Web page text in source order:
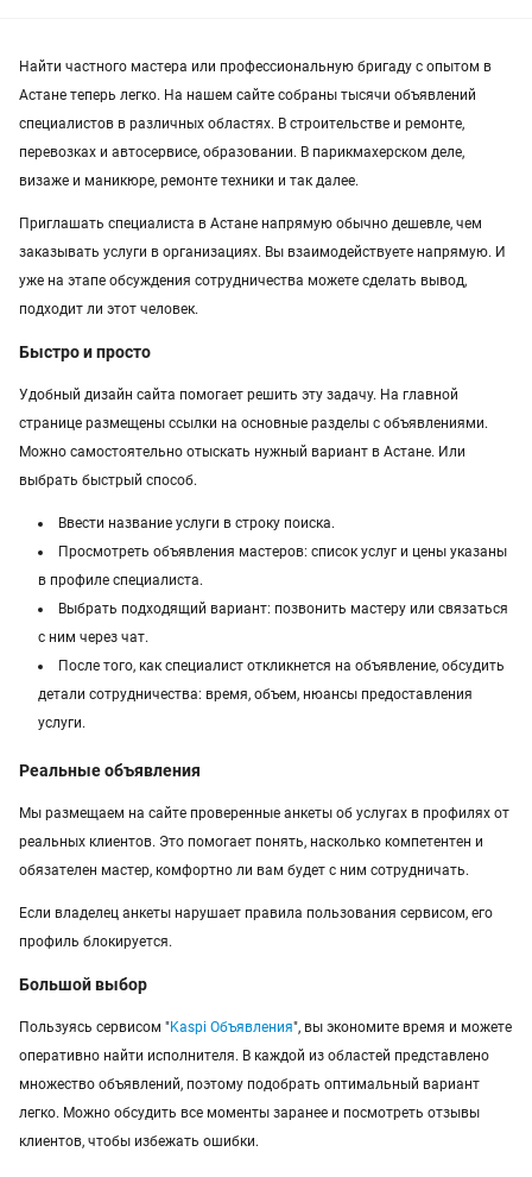
сборка мебели ремонт
Услуги в Костанае
Услуги в Павлодаре
Услуги в Казахстане
Найти частного мастера или профессиональную бригаду с опытом в
Астане теперь легко. На нашем сайте собраны тысячи объявлений
специалистов в различных областях. В строительстве и ремонте,
перевозках и автосервисе, образовании. В парикмахерском деле,
визаже и маникюре, ремонте техники и так далее.
Приглашать специалиста в Астане напрямую обычно дешевле, чем
заказывать услуги в организациях. Вы взаимодействуете напрямую. И
уже на этапе обсуждения сотрудничества можете сделать вывод,
подходит ли этот человек.
Быстро и просто
Удобный дизайн сайта помогает решить эту задачу. На главной
странице размещены ссылки на основные разделы с объявлениями.
Можно самостоятельно отыскать нужный вариант в Астане. Или
выбрать быстрый способ.
Ввести название услуги в строку поиска.
Просмотреть объявления мастеров: список услуг и цены указаны
в профиле специалиста.
Выбрать подходящий вариант: позвонить мастеру или связаться
с ним через чат.
После того, как специалист откликнется на объявление, обсудить
детали сотрудничества: время, объем, нюансы предоставления
услуги.
Реальные объявления
Мы размещаем на сайте проверенные анкеты об услугах в профилях от
реальных клиентов. Это помогает понять, насколько компетентен и
обязателен мастер, комфортно ли вам будет с ним сотрудничать.
Если владелец анкеты нарушает правила пользования сервисом, его
профиль блокируется.
Большой выбор
Пользуясь сервисом "Kaspi Объявления", вы экономите время и можете
оперативно найти исполнителя. В каждой из областей представлено
множество объявлений, поэтому подобрать оптимальный вариант
легко. Можно обсудить все моменты заранее и посмотреть отзывы
клиентов, чтобы избежать ошибки.